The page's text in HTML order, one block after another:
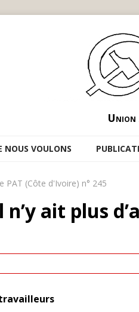
Union
NOUS VOULONS
PAT (Côte d'Ivoire) n° 245
n’y ait plus